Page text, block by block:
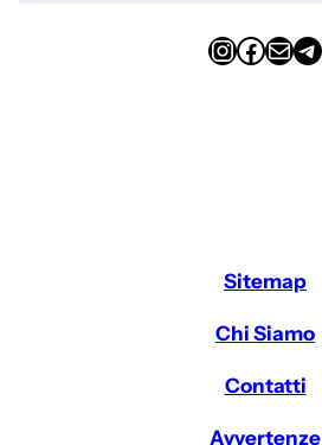
InstagramFacebook Email Telegram
Sitemap
Chi Siamo
Contatti
Avvertenze